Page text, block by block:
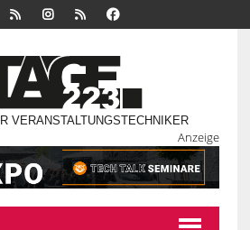
VERANSTALTUNGSTECHNIKER
Anzeige